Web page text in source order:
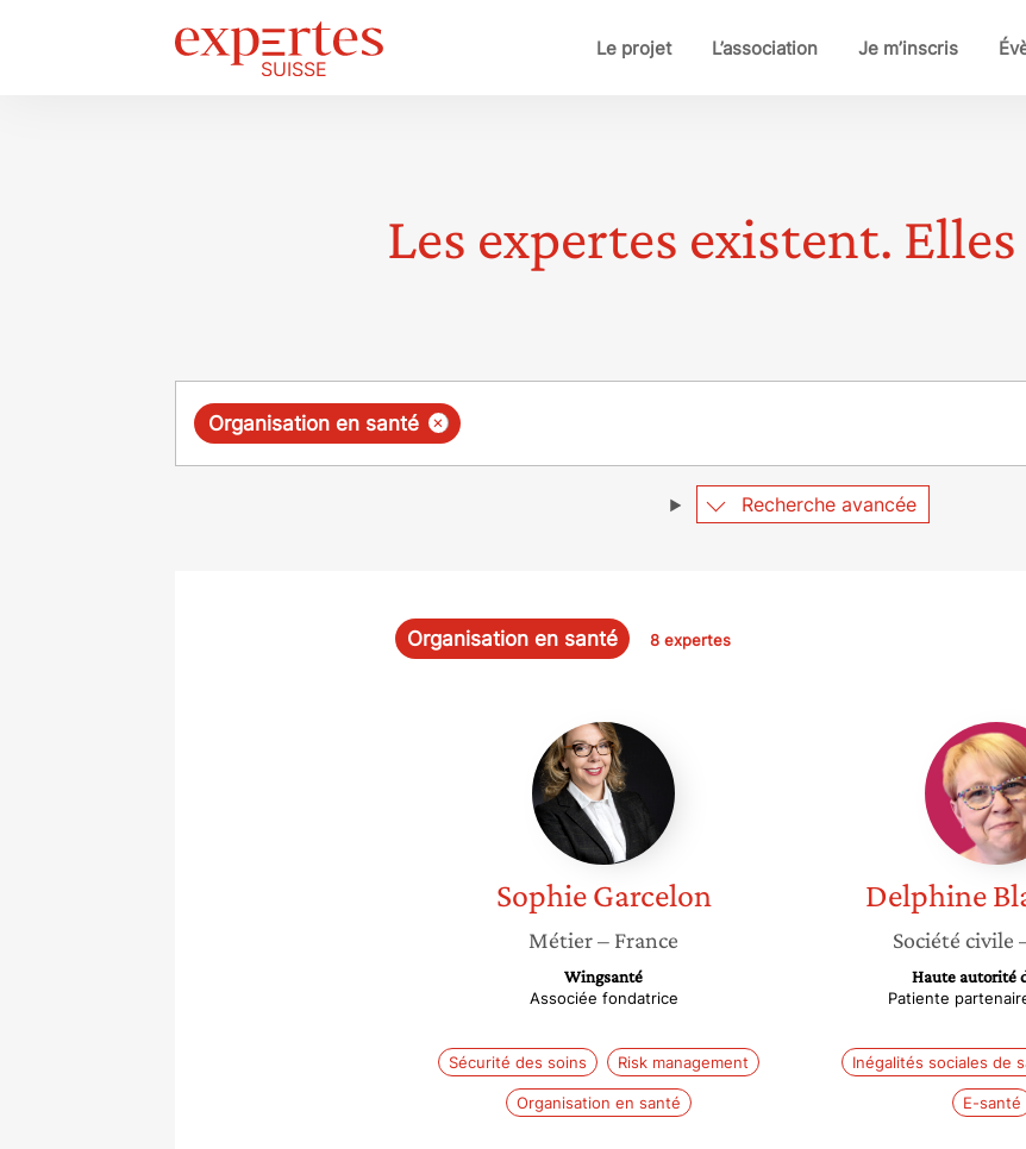
Le projet L’association Je m’inscris
Les expertes existent.
Requête ×
Organisation en santé
Recherche avancée
Organisation en santé 8 expertes
Sophie
Garcelon
Sophie Garcelon
Métier– France
Wingsanté
Associée fondatrice
Sécurité des soins Risk management
Organisation en santé
Delphine
Société civile
Haute autorité
Patiente
Inégalités sociales de
E-santé